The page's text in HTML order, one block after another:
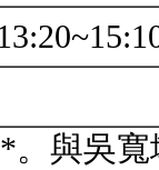
。與吳